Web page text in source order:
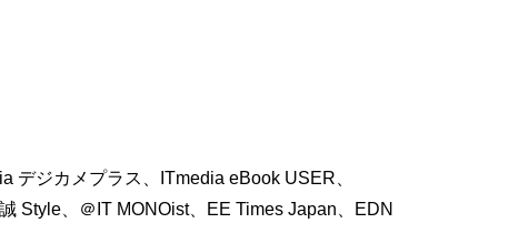
ジカメプラス、ITmedia eBook USER、
Style、＠IT MONOist、EE Times Japan、EDN